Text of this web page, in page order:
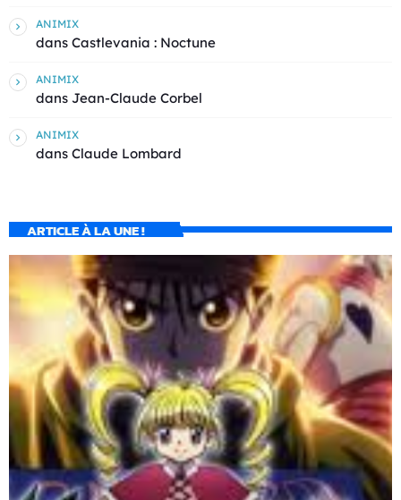
ANIMIX
dans Castlevania : Noctune
ANIMIX
dans Jean-Claude Corbel
ANIMIX
dans Claude Lombard
ARTICLE À LA UNE !